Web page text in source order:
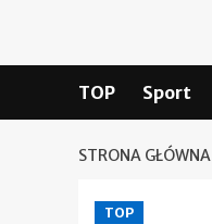
TOP Sport
STRONA GŁÓWNA
TOP